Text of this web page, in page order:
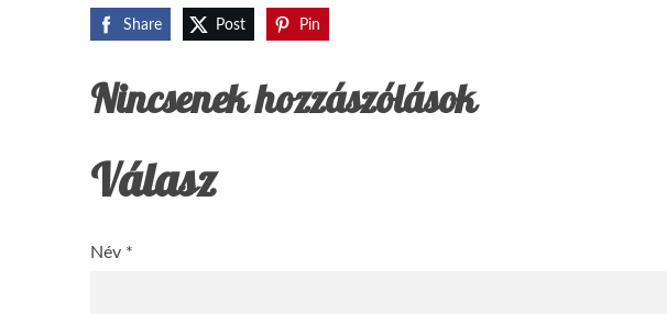
Share Post Pin
Nincsenek hozzászólások
Válasz
Név *